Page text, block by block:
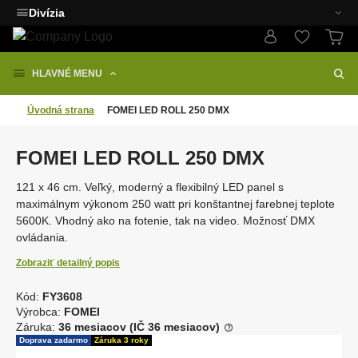
Divízia
HLAVNÉ MENU
Úvodná strana FOMEI LED ROLL 250 DMX
FOMEI LED ROLL 250 DMX
121 x 46 cm. Veľký, moderný a flexibilný LED panel s
maximálnym výkonom 250 watt pri konštantnej farebnej teplote
5600K. Vhodný ako na fotenie, tak na video. Možnosť DMX
ovládania.
Zobraziť detailný popis
Kód: FY3608
K
ó
d
Výrobca: FOMEI
Záruka: 36 mesiacov (IČ 36 mesiacov)
Doprava zadarmo Záruka 3 roky